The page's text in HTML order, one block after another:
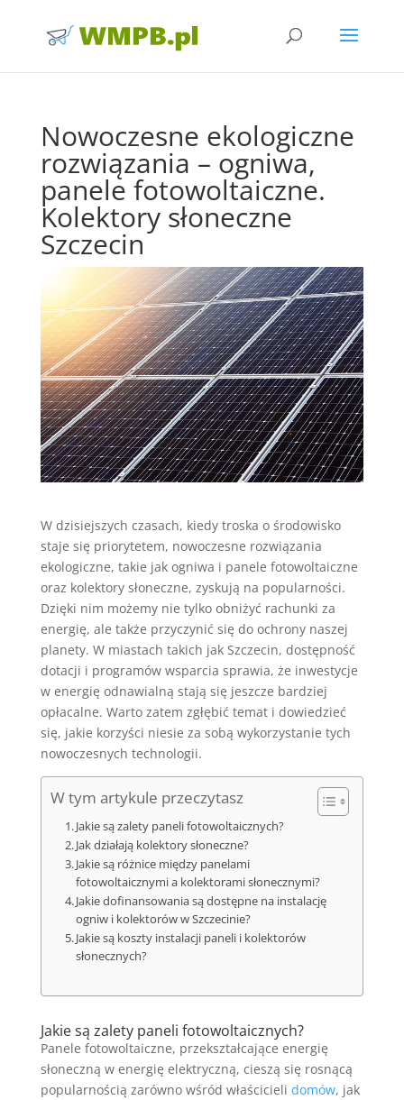
Nowoczesne ekologiczne
rozwiązania – ogniwa,
panele fotowoltaiczne.
Kolektory słoneczne
Szczecin
W dzisiejszych czasach, kiedy troska o środowisko
staje się priorytetem, nowoczesne rozwiązania
ekologiczne, takie jak ogniwa i panele fotowoltaiczne
oraz kolektory słoneczne, zyskują na popularności.
Dzięki nim możemy nie tylko obniżyć rachunki za
energię, ale także przyczynić się do ochrony naszej
planety. W miastach takich jak Szczecin, dostępność
dotacji i programów wsparcia sprawia, że inwestycje
w energię odnawialną stają się jeszcze bardziej
opłacalne. Warto zatem zgłębić temat i dowiedzieć
się, jakie korzyści niesie za sobą wykorzystanie tych
nowoczesnych technologii.
W tym artykule przeczytasz
Jakie są zalety paneli fotowoltaicznych?
Jak działają kolektory słoneczne?
Jakie są różnice między panelami
fotowoltaicznymi a kolektorami słonecznymi?
Jakie dofinansowania są dostępne na instalację
ogniw i kolektorów w Szczecinie?
Jakie są koszty instalacji paneli i kolektorów
słonecznych?
Jakie są zalety paneli fotowoltaicznych?
Panele fotowoltaiczne, przekształcające energię
słoneczną w energię elektryczną, cieszą się rosnącą
popularnością zarówno wśród właścicieli domów, jak